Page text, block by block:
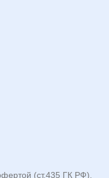
(ст.435 ГК РФ).